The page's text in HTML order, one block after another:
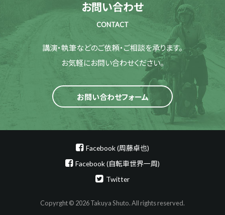
お問い合わせ
CONTACT
講演・執筆などのご依頼・ご相談を承ります。
お気軽にお問い合わせください。
お問い合わせフォーム
Facebook (周藤卓也)
Facebook (自転車世界一周)
Twitter
Copyrght © 2026 Takuya Shuto. All rights reserved.